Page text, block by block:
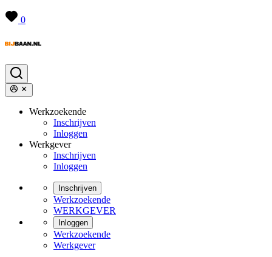
0
Werkzoekende
Inschrijven
Inloggen
Werkgever
Inschrijven
Inloggen
Inschrijven
Werkzoekende
WERKGEVER
Inloggen
Werkzoekende
Werkgever